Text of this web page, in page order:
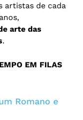
artistas de cada
arte das
.
EM FILAS
Romano e